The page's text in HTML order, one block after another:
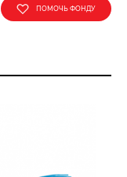
ПОМОЧЬ ФОНДУ